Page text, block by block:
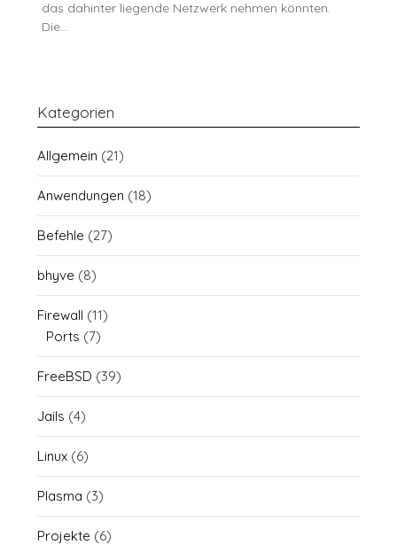
das dahinter liegende Netzwerk nehmen könnten.
Die…
Kategorien
Allgemein (21)
Anwendungen (18)
Befehle (27)
bhyve (8)
Firewall (11)
Ports (7)
FreeBSD (39)
Jails (4)
Linux (6)
Plasma (3)
Projekte (6)